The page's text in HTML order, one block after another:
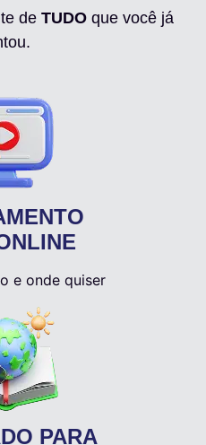
de TUDOque você já
e onde quiser
PARA